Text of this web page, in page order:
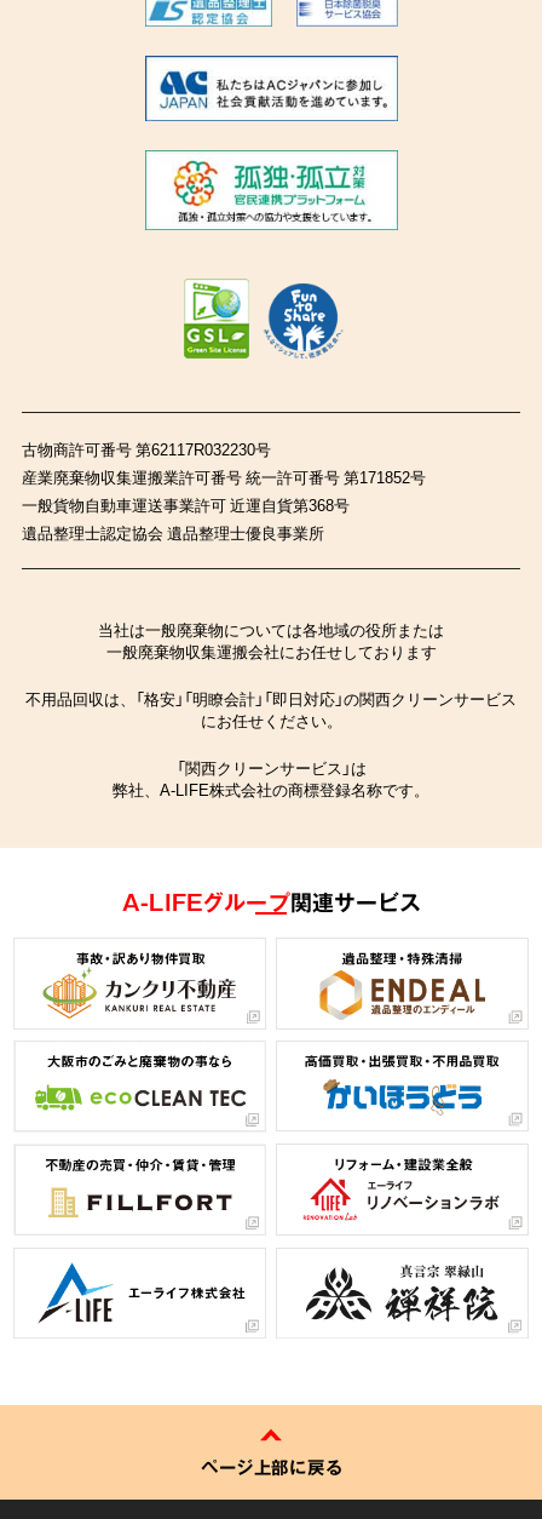
古物商許可番号 第62117R032230号
産業廃棄物収集運搬業許可番号 統一許可番号 第171852号
一般貨物自動車運送事業許可 近運自貨第368号
遺品整理士認定協会 遺品整理士優良事業所
当社は一般廃棄物については各地域の役所または
一般廃棄物収集運搬会社にお任せしております
不用品回収は、「格安」「明瞭会計」「即日対応」の関西クリーンサービス
にお任せください。
「関西クリーンサービス」は
弊社、A-LIFE株式会社の商標登録名称です。
A-LIFEグループ関連サービス
ページ上部に戻る